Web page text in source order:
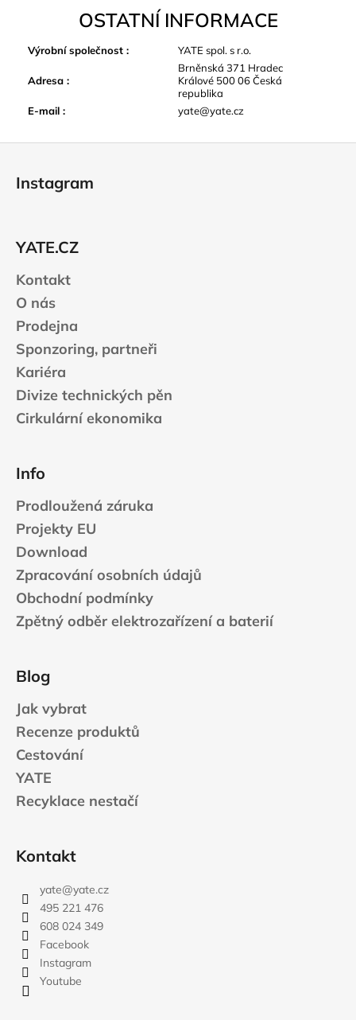
OSTATNÍ INFORMACE
Výrobní společnost : YATE spol. s r.o.
Adresa :
Brněnská 371 Hradec
Králové 500 06 Česká
republika
E-mail : yate@yate.cz
Instagram
YATE.CZ
Kontakt
O nás
Prodejna
Sponzoring, partneři
Kariéra
Divize technických pěn
Cirkulární ekonomika
Info
Prodloužená záruka
Projekty EU
Download
Zpracování osobních údajů
Obchodní podmínky
Zpětný odběr elektrozařízení a baterií
Blog
Jak vybrat
Recenze produktů
Cestování
YATE
Recyklace nestačí
Kontakt
yate@yate.cz
495 221 476
608 024 349
Facebook
Instagram
Youtube